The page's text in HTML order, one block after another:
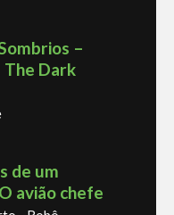
–
The Dark
de um
avião chefe